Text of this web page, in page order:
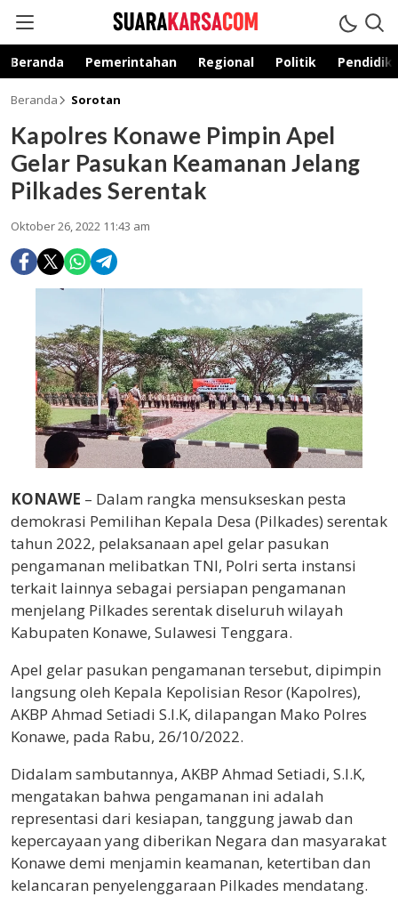
suarakarsa.com
Informasi terpercaya
Beranda Pemerintahan Regional Politik
Beranda Sorotan
Kapolres Konawe Pimpin Apel
Gelar Pasukan Keamanan Jelang
Pilkades Serentak
Oktober 26, 2022 11:43 am
KONAWE – Dalam rangka mensukseskan pesta
demokrasi Pemilihan Kepala Desa (Pilkades) serentak
tahun 2022, pelaksanaan apel gelar pasukan
pengamanan melibatkan TNI, Polri serta instansi
terkait lainnya sebagai persiapan pengamanan
menjelang Pilkades serentak diseluruh wilayah
Kabupaten Konawe, Sulawesi Tenggara.
Apel gelar pasukan pengamanan tersebut, dipimpin
langsung oleh Kepala Kepolisian Resor (Kapolres),
AKBP Ahmad Setiadi S.I.K, dilapangan Mako Polres
Konawe, pada Rabu, 26/10/2022.
Didalam sambutannya, AKBP Ahmad Setiadi, S.I.K,
mengatakan bahwa pengamanan ini adalah
representasi dari kesiapan, tanggung jawab dan
kepercayaan yang diberikan Negara dan masyarakat
Konawe demi menjamin keamanan, ketertiban dan
kelancaran penyelenggaraan Pilkades mendatang.